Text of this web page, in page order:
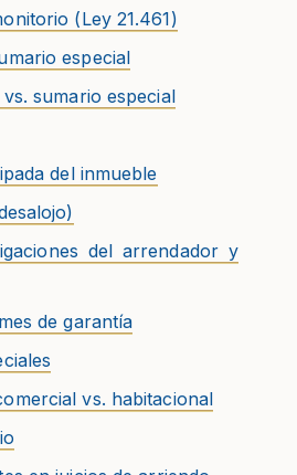
(Ley 21.461)
especial
sumario especial
del inmueble
del arrendador y
de garantía
vs. habitacional